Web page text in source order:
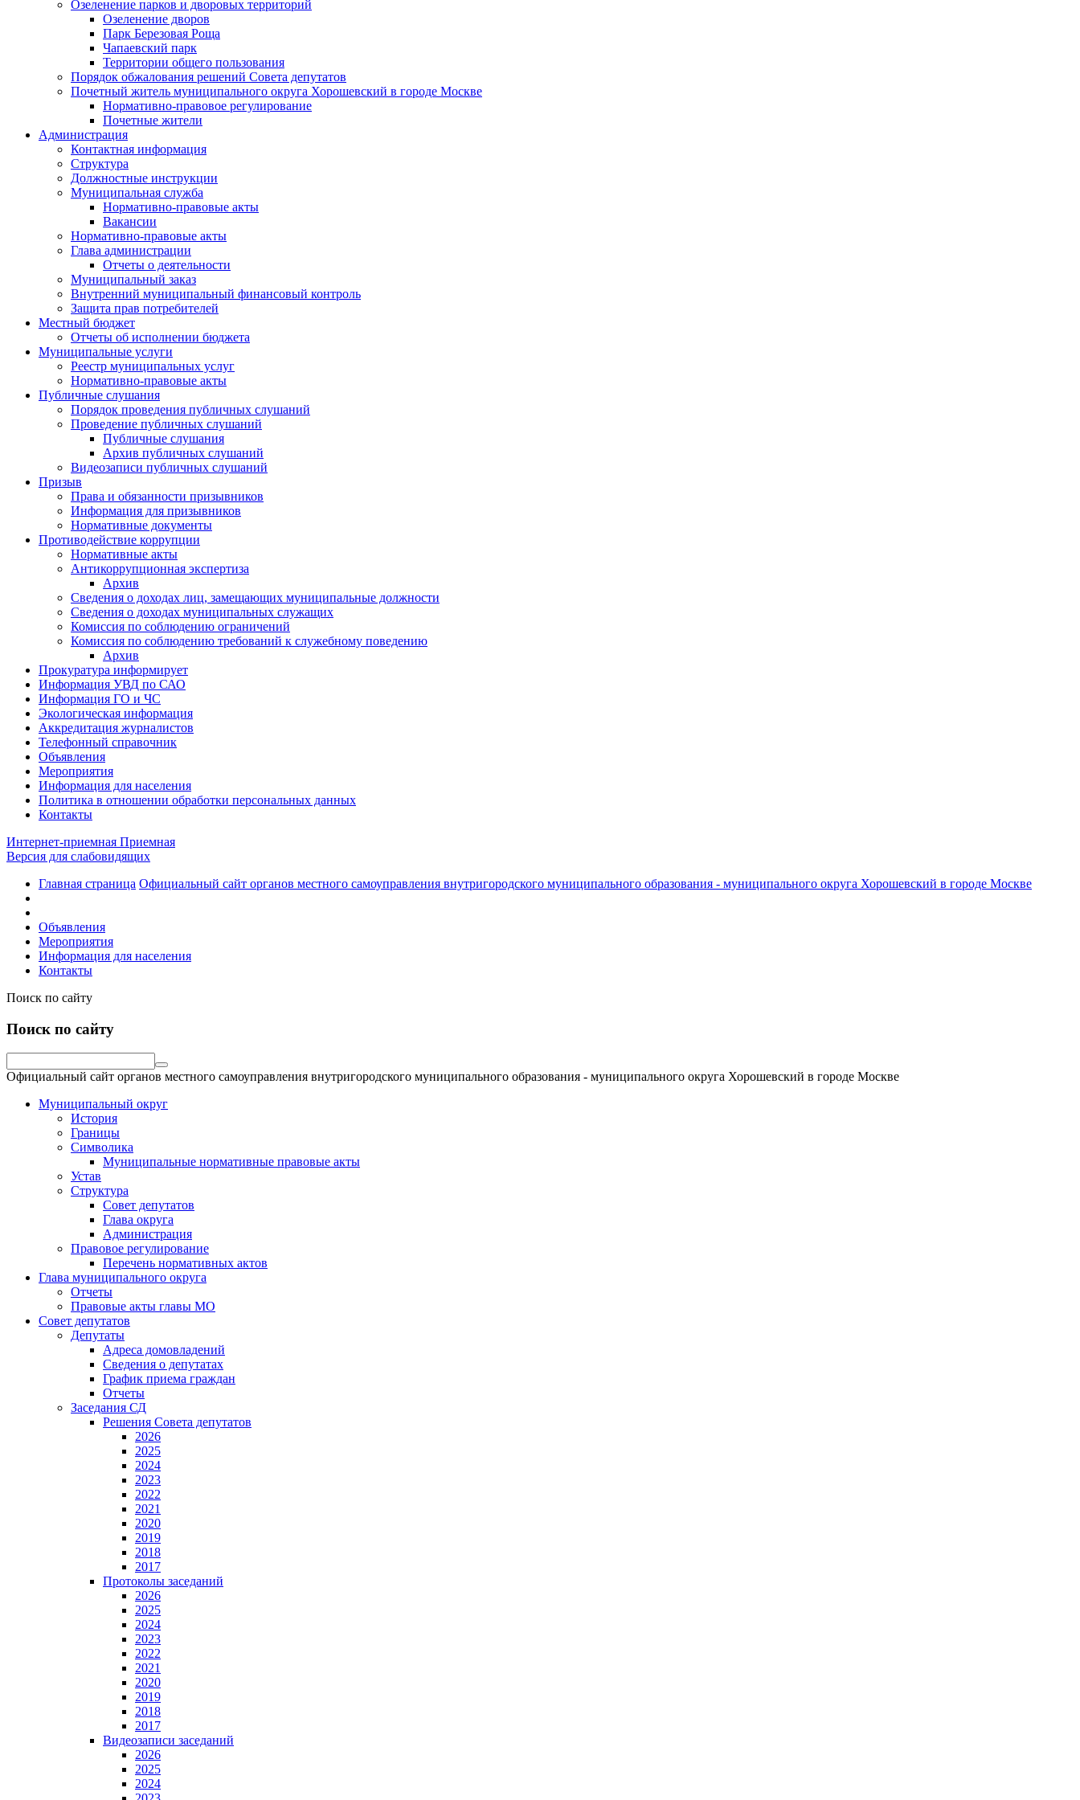
Озеленение парков и дворовых территорий
Озеленение дворов
Парк Березовая Роща
Чапаевский парк
Территории общего пользования
Порядок обжалования решений Совета депутатов
Почетный житель муниципального округа Хорошевский в городе Москве
Нормативно-правовое регулирование
Почетные жители
Администрация
Контактная информация
Структура
Должностные инструкции
Муниципальная служба
Нормативно-правовые акты
Вакансии
Нормативно-правовые акты
Глава администрации
Отчеты о деятельности
Муниципальный заказ
Внутренний муниципальный финансовый контроль
Защита прав потребителей
Местный бюджет
Отчеты об исполнении бюджета
Муниципальные услуги
Реестр муниципальных услуг
Нормативно-правовые акты
Публичные слушания
Порядок проведения публичных слушаний
Проведение публичных слушаний
Публичные слушания
Архив публичных слушаний
Видеозаписи публичных слушаний
Призыв
Права и обязанности призывников
Информация для призывников
Нормативные документы
Противодействие коррупции
Нормативные акты
Антикоррупционная экспертиза
Архив
Сведения о доходах лиц, замещающих муниципальные должности
Сведения о доходах муниципальных служащих
Комиссия по соблюдению ограничений
Комиссия по соблюдению требований к служебному поведению
Архив
Прокуратура информирует
Информация УВД по САО
Информация ГО и ЧС
Экологическая информация
Аккредитация журналистов
Телефонный справочник
Объявления
Мероприятия
Информация для населения
Политика в отношении обработки персональных данных
Контакты
Интернет-приемная Приемная
Версия для слабовидящих
Главная страница Официальный сайт органов местного самоуправления внутригородского муниципального образования - муниципального округа Хорошевский в городе Москве
Объявления
Мероприятия
Информация для населения
Контакты
Поиск по сайту
Поиск по сайту
Официальный сайт органов местного самоуправления внутригородского муниципального образования - муниципального округа Хорошевский в городе Москве
Муниципальный округ
История
Границы
Символика
Муниципальные нормативные правовые акты
Устав
Структура
Совет депутатов
Глава округа
Администрация
Правовое регулирование
Перечень нормативных актов
Глава муниципального округа
Отчеты
Правовые акты главы МО
Совет депутатов
Депутаты
Адреса домовладений
Сведения о депутатах
График приема граждан
Отчеты
Заседания СД
Решения Совета депутатов
2026
2025
2024
2023
2022
2021
2020
2019
2018
2017
Протоколы заседаний
2026
2025
2024
2023
2022
2021
2020
2019
2018
2017
Видеозаписи заседаний
2026
2025
2024